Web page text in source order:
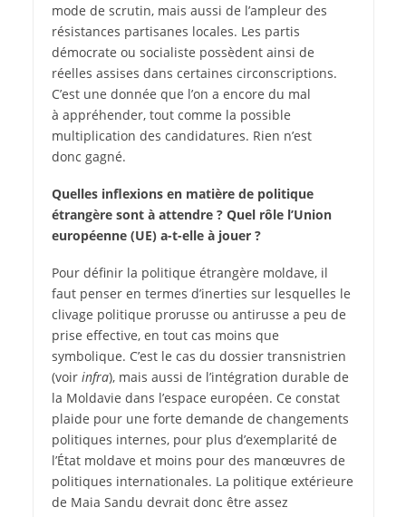
mode de scrutin, mais aussi de l’ampleur des
résistances partisanes locales. Les partis
démocrate ou socialiste possèdent ainsi de
réelles assises dans certaines circonscriptions.
C’est une donnée que l’on a encore du mal
à appréhender, tout comme la possible
multiplication des candidatures. Rien n’est
donc gagné.
Quelles inflexions en matière de politique
étrangère sont à attendre ? Quel rôle l’Union
européenne (UE) a-t-elle à jouer ?
Pour définir la politique étrangère moldave, il
faut penser en termes d’inerties sur lesquelles le
clivage politique prorusse ou antirusse a peu de
prise effective, en tout cas moins que
symbolique. C’est le cas du dossier transnistrien
(voir infra), mais aussi de l’intégration durable de
la Moldavie dans l’espace européen. Ce constat
plaide pour une forte demande de changements
politiques internes, pour plus d’exemplarité de
l’État moldave et moins pour des manœuvres de
politiques internationales. La politique extérieure
de Maia Sandu devrait donc être assez